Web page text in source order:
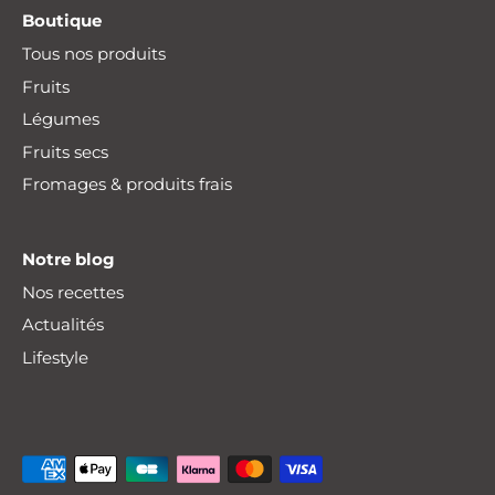
Boutique
Tous nos produits
Fruits
Légumes
Fruits secs
Fromages & produits frais
Notre blog
Nos recettes
Actualités
Lifestyle